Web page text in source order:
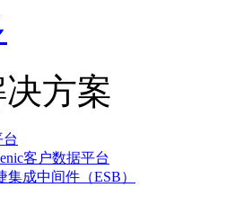
方案
客户数据平台
成中间件（ESB）